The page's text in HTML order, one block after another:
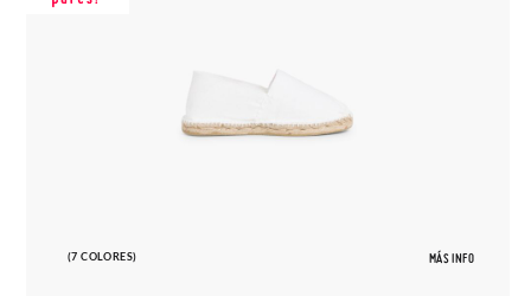
(7 COLORES) MÁS INFO